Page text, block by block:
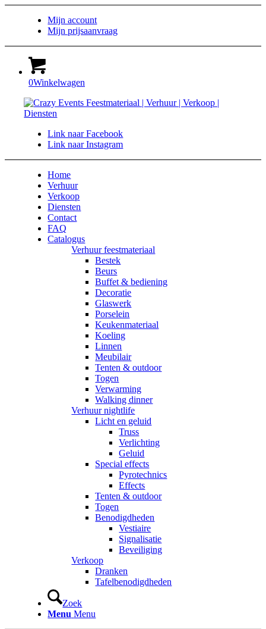
Mijn account
Mijn prijsaanvraag
0Winkelwagen
Link naar Facebook
Link naar Instagram
Home
Verhuur
Verkoop
Diensten
Contact
FAQ
Catalogus
Verhuur feestmateriaal
Bestek
Beurs
Buffet & bediening
Decoratie
Glaswerk
Porselein
Keukenmateriaal
Koeling
Linnen
Meubilair
Tenten & outdoor
Togen
Verwarming
Walking dinner
Verhuur nightlife
Licht en geluid
Truss
Verlichting
Geluid
Special effects
Pyrotechnics
Effects
Tenten & outdoor
Togen
Benodigdheden
Vestiaire
Signalisatie
Beveiliging
Verkoop
Dranken
Tafelbenodigdheden
Zoek
Menu Menu